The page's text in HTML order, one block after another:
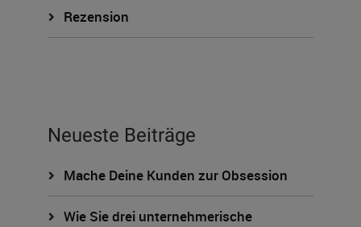
Rezension
Neueste Beiträge
Mache Deine Kunden zur Obsession
Wie Sie drei unternehmerische